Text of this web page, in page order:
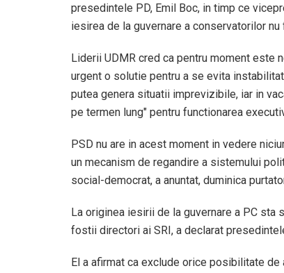
presedintele PD, Emil Boc, in timp ce
iesirea de la guvernare a conservatorilor
Liderii UDMR cred ca pentru moment este
urgent o solutie pentru a se evita
putea genera situatii imprevizibile, iar in
pe termen lung" pentru functionarea
PSD nu are in acest moment in vedere
un mecanism de regandire a sistemului
social-democrat, a anuntat, duminica
La originea iesirii de la guvernare a PC sta
fostii directori ai SRI, a declarat
El a afirmat ca exclude orice posibilitate